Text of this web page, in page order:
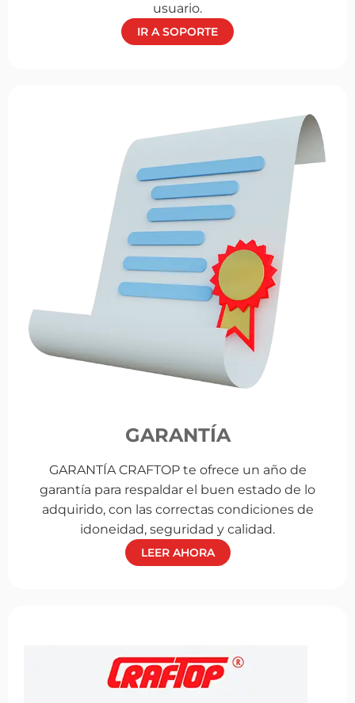
usuario.
IR A SOPORTE
GARANTÍA
GARANTÍA CRAFTOP te ofrece un año de
garantía para respaldar el buen estado de lo
adquirido, con las correctas condiciones de
idoneidad, seguridad y calidad.
LEER AHORA